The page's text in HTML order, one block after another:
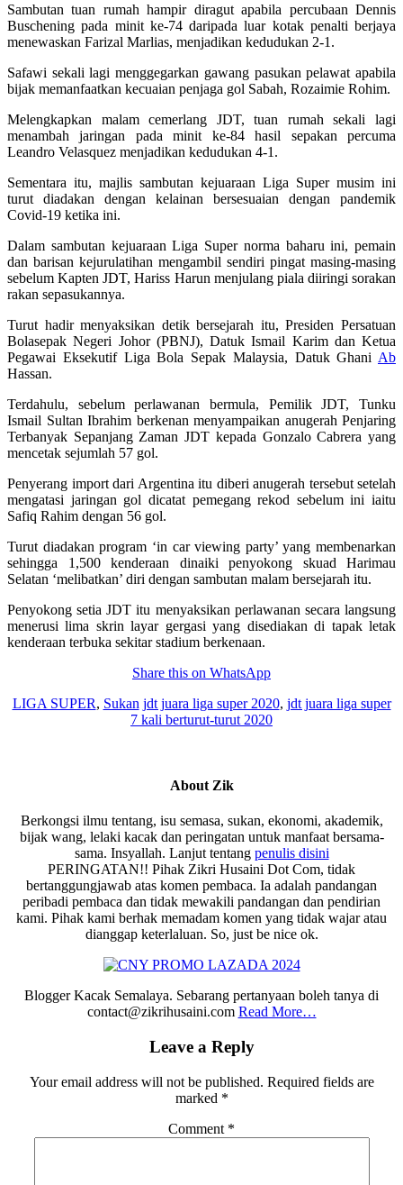
Sambutan tuan rumah hampir diragut apabila percubaan Dennis
Buschening pada minit ke-74 daripada luar kotak penalti berjaya
menewaskan Farizal Marlias, menjadikan kedudukan 2-1.
Safawi sekali lagi menggegarkan gawang pasukan pelawat apabila
bijak memanfaatkan kecuaian penjaga gol Sabah, Rozaimie Rohim.
Melengkapkan malam cemerlang JDT, tuan rumah sekali lagi
menambah jaringan pada minit ke-84 hasil sepakan percuma
Leandro Velasquez menjadikan kedudukan 4-1.
Sementara itu, majlis sambutan kejuaraan Liga Super musim ini
turut diadakan dengan kelainan bersesuaian dengan pandemik
Covid-19 ketika ini.
Dalam sambutan kejuaraan Liga Super norma baharu ini, pemain
dan barisan kejurulatihan mengambil sendiri pingat masing-masing
sebelum Kapten JDT, Hariss Harun menjulang piala diiringi sorakan
rakan sepasukannya.
Turut hadir menyaksikan detik bersejarah itu, Presiden Persatuan
Bolasepak Negeri Johor (PBNJ), Datuk Ismail Karim dan Ketua
Pegawai Eksekutif Liga Bola Sepak Malaysia, Datuk Ghani Ab
Hassan.
Terdahulu, sebelum perlawanan bermula, Pemilik JDT, Tunku
Ismail Sultan Ibrahim berkenan menyampaikan anugerah Penjaring
Terbanyak Sepanjang Zaman JDT kepada Gonzalo Cabrera yang
mencetak sejumlah 57 gol.
Penyerang import dari Argentina itu diberi anugerah tersebut setelah
mengatasi jaringan gol dicatat pemegang rekod sebelum ini iaitu
Safiq Rahim dengan 56 gol.
Turut diadakan program ‘in car viewing party’ yang membenarkan
sehingga 1,500 kenderaan dinaiki penyokong skuad Harimau
Selatan ‘melibatkan’ diri dengan sambutan malam bersejarah itu.
Penyokong setia JDT itu menyaksikan perlawanan secara langsung
menerusi lima skrin layar gergasi yang disediakan di tapak letak
kenderaan terbuka sekitar stadium berkenaan.
Share this on WhatsApp
LIGA SUPER, Sukan jdt juara liga super 2020, jdt juara liga super
7 kali berturut-turut 2020
About Zik
Berkongsi ilmu tentang, isu semasa, sukan, ekonomi, akademik,
bijak wang, lelaki kacak dan peringatan untuk manfaat bersama-
sama. Insyallah. Lanjut tentang penulis disini
PERINGATAN!! Pihak Zikri Husaini Dot Com, tidak
bertanggungjawab atas komen pembaca. Ia adalah pandangan
peribadi pembaca dan tidak mewakili pandangan dan pendirian
kami. Pihak kami berhak memadam komen yang tidak wajar atau
dianggap keterlaluan. So, just be nice ok.
Blogger Kacak Semalaya. Sebarang pertanyaan boleh tanya di
contact@zikrihusaini.com Read More…
Leave a Reply
Your email address will not be published. Required fields are
marked *
Comment *